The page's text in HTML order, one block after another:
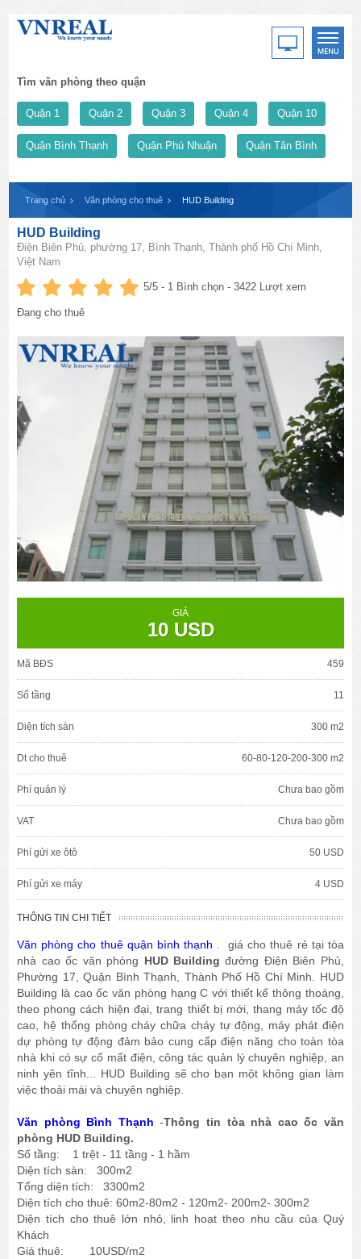
Tìm văn phòng theo quận
Quận 1 Quận 2 Quận 3 Quận 4 Quận 10
Quận Bình Thạnh Quận Phú Nhuận Quận Tân Bình
Trang chủ Văn phòng cho thuê HUD Building
HUD Building
Điện Biên Phủ, phường 17, Bình Thạnh, Thành phố Hồ Chí Minh,
Việt Nam
5/5 - 1 Bình chọn - 3422 Lượt xem
Đang cho thuê
GIÁ
10 USD
Mã BĐS 459
Số tầng 11
Diện tích sàn 300 m2
Dt cho thuê 60-80-120-200-300 m2
Phí quản lý Chưa bao gồm
VAT Chưa bao gồm
Phí gửi xe ôtô 50 USD
Phí gửi xe máy 4 USD
THÔNG TIN CHI TIẾT
Văn phòng cho thuê quận bình thạnh . giá cho thuê rẻ tại tòa
nhà cao ốc văn phòng HUD Building đường Điện Biên Phủ,
Phường 17, Quận Bình Thạnh, Thành Phố Hồ Chí Minh. HUD
Building là cao ốc văn phòng hạng C với thiết kế thông thoáng,
theo phong cách hiện đại, trang thiết bị mới, thang máy tốc độ
cao, hệ thống phòng cháy chữa cháy tự động, máy phát điện
dự phòng tự động đảm bảo cung cấp điện năng cho toàn tòa
nhà khi có sự cố mất điện, công tác quản lý chuyên nghiệp, an
ninh yên tĩnh... HUD Building sẽ cho bạn một không gian làm
việc thoải mái và chuyên nghiệp.
Văn phòng Bình Thạnh -Thông tin tòa nhà cao ốc văn
phòng HUD Building.
Số tầng: 1 trệt - 11 tầng - 1 hầm
Diện tích sàn: 300m2
Tổng diện tích: 3300m2
Diện tích cho thuê: 60m2-80m2 - 120m2- 200m2- 300m2
Diện tích cho thuê lớn nhỏ, linh hoạt theo nhu cầu của Quý
Khách
Giá thuê: 10USD/m2